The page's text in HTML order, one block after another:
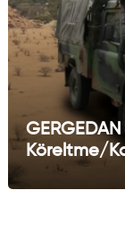
Köreltme/